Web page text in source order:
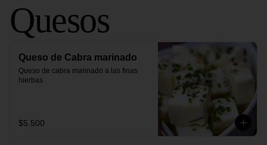
Quesos
Queso de Cabra marinado
Queso de cabra marinado a las finas
hierbas
$5.500